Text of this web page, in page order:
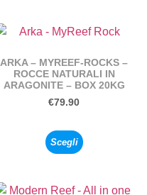
ARKA – MYREEF-ROCKS –
ROCCE NATURALI IN
ARAGONITE – BOX 20KG
€79.90
Scegli